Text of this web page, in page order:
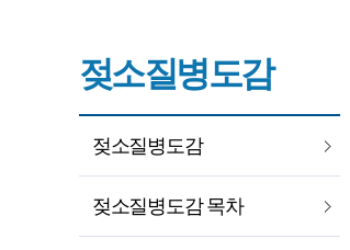
젖소질병도감
젖소질병도감
젖소질병도감 목차